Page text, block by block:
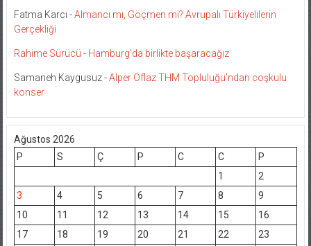
Fatma Karcı -Almancı mı, Göçmen mi? Avrupalı Türkiyelilerin
Gerçekliği
Rahime Sürücü - Hamburg’da birlikte başaracağız
Samaneh Kaygusuz-Alper Oflaz THM Topluluğu’ndan coşkulu
konser
Ağustos 2026
P
S Ç P C C
P
1
2
3
4 5 6 7 8
9
10
11 12 13 14 15
16
17
18 19 20 21 22
23